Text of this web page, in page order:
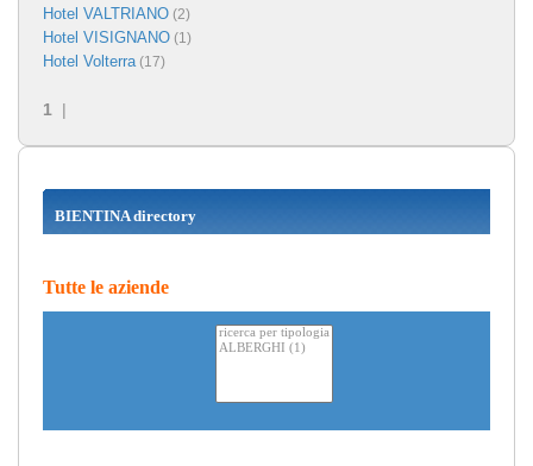
Hotel VALTRIANO (2)
Hotel VISIGNANO (1)
Hotel Volterra(17)
1 |
BIENTINA directory
Tutte le aziende